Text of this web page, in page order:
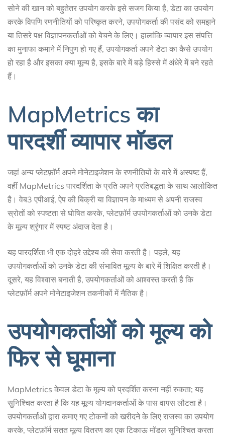
सोने की खान को बहुतेतर उपयोग करके इसे सजग किया है, डेटा का उपयोग
करके विपणि रणनीतियों को परिष्कृत करने, उपयोगकर्ता की पसंद को समझने
या तिसरे पक्ष विज्ञापनकर्ताओं को बेचने के लिए। हालांकि व्यापार इस संपत्ति
का मुनाफा कमाने में निपुण हो गए हैं, उपयोगकर्ता अपने डेटा का कैसे उपयोग
हो रहा है और इसका क्या मूल्य है, इसके बारे में बड़े हिस्से में अंधेरे में बने रहते
हैं।
MapMetrics का
पारदर्शी व्यापार मॉडल
जहां अन्य प्लेटफ़ॉर्म अपने मोनेटाइजेशन के रणनीतियों के बारे में अस्पष्ट हैं,
वहीं MapMetrics पारदर्शिता के प्रति अपने प्रतिबद्धता के साथ आलोकित
है। वेब3 एपीआई, ऐप की बिक्री या विज्ञापन के माध्यम से अपनी राजस्व
स्रोतों को स्पष्टता से घोषित करके, प्लेटफ़ॉर्म उपयोगकर्ताओं को उनके डेटा
के मूल्य श्रृंगार में स्पष्ट अंदाज देता है।
यह पारदर्शिता भी एक दोहरे उद्देश्य की सेवा करती है। पहले, यह
उपयोगकर्ताओं को उनके डेटा की संभावित मूल्य के बारे में शिक्षित करती है।
दूसरे, यह विश्वास बनाती है, उपयोगकर्ताओं को आश्वस्त करती है कि
प्लेटफ़ॉर्म अपने मोनेटाइजेशन तकनीकों में नैतिक है।
उपयोगकर्ताओं को मूल्य को
फिर से घूमाना
MapMetrics केवल डेटा के मूल्य को प्रदर्शित करना नहीं रुकता; यह
सुनिश्चित करता है कि यह मूल्य योगदानकर्ताओं के पास वापस लौटता है।
उपयोगकर्ताओं द्वारा कमाए गए टोकनों को खरीदने के लिए राजस्व का उपयोग
करके, प्लेटफ़ॉर्म सतत मूल्य वितरण का एक टिकाऊ मॉडल सुनिश्चित करता